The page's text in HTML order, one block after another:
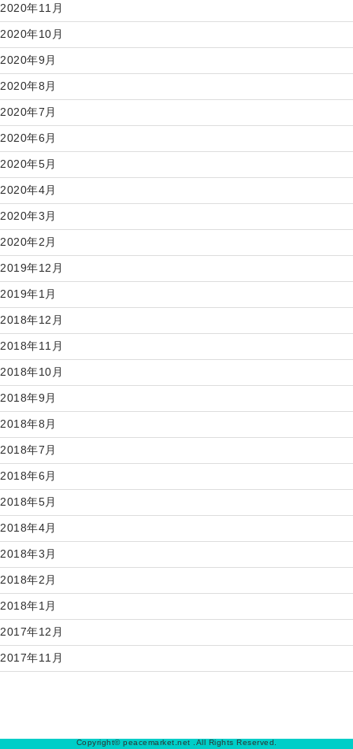
2020年11月
2020年10月
2020年9月
2020年8月
2020年7月
2020年6月
2020年5月
2020年4月
2020年3月
2020年2月
2019年12月
2019年1月
2018年12月
2018年11月
2018年10月
2018年9月
2018年8月
2018年7月
2018年6月
2018年5月
2018年4月
2018年3月
2018年2月
2018年1月
2017年12月
2017年11月
Copyright© peacemarket.net .All Rights Reserved.